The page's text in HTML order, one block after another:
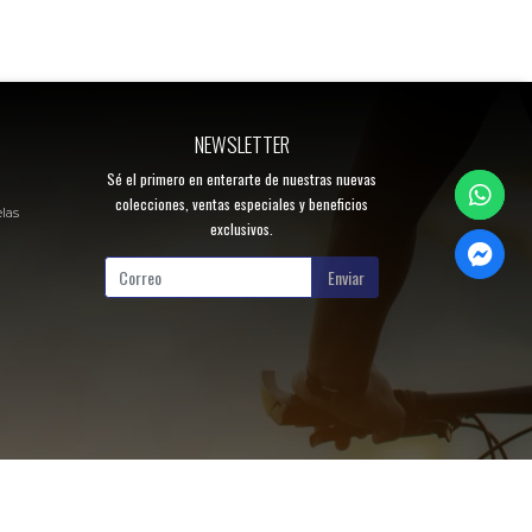
NEWSLETTER
Sé el primero en enterarte de nuestras nuevas
colecciones, ventas especiales y beneficios
exclusivos.
Enviar